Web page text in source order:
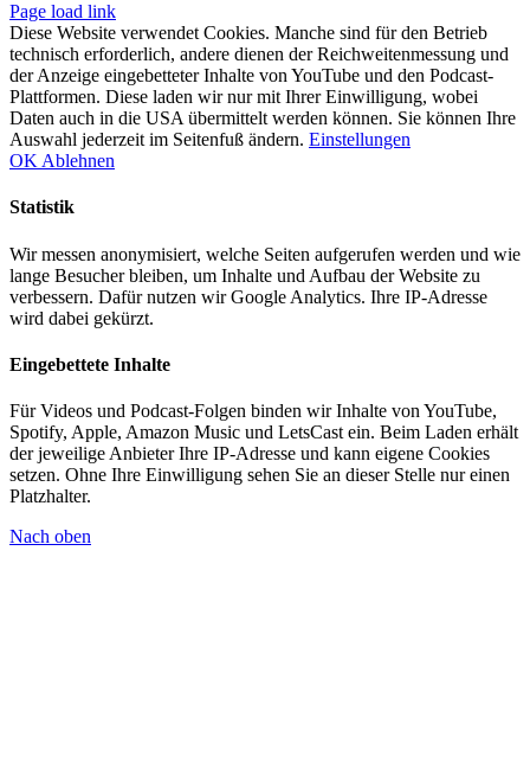
Page load link
Diese Website verwendet Cookies. Manche sind für den Betrieb
technisch erforderlich, andere dienen der Reichweitenmessung und
der Anzeige eingebetteter Inhalte von YouTube und den Podcast-
Plattformen. Diese laden wir nur mit Ihrer Einwilligung, wobei
Daten auch in die USA übermittelt werden können. Sie können Ihre
Auswahl jederzeit im Seitenfuß ändern. Einstellungen
OK Ablehnen
Statistik
Wir messen anonymisiert, welche Seiten aufgerufen werden und wie
lange Besucher bleiben, um Inhalte und Aufbau der Website zu
verbessern. Dafür nutzen wir Google Analytics. Ihre IP-Adresse
wird dabei gekürzt.
Eingebettete Inhalte
Für Videos und Podcast-Folgen binden wir Inhalte von YouTube,
Spotify, Apple, Amazon Music und LetsCast ein. Beim Laden erhält
der jeweilige Anbieter Ihre IP-Adresse und kann eigene Cookies
setzen. Ohne Ihre Einwilligung sehen Sie an dieser Stelle nur einen
Platzhalter.
Nach oben